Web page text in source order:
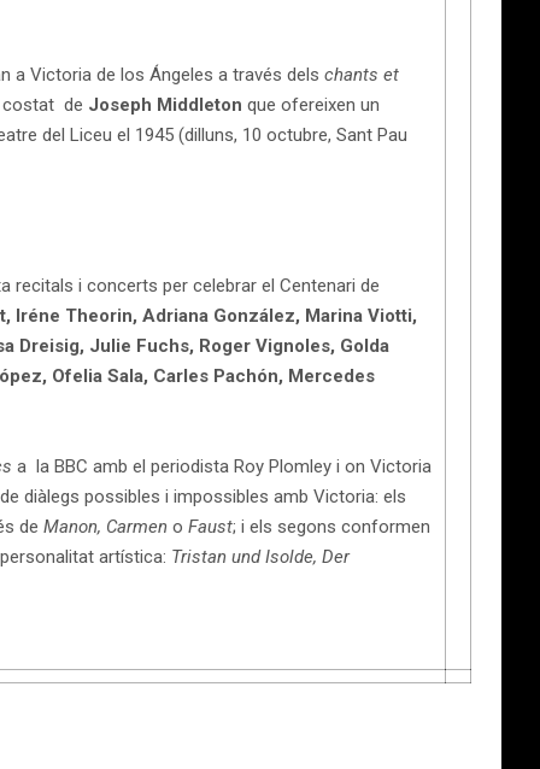
a Victoria de los Ángeles a través dels chants et
de Joseph Middleton que ofereixen un
del Liceu el 1945 (dilluns, 10 octubre, Sant Pau
recitals i concerts per celebrar el Centenari de
Iréne Theorin, Adriana González, Marina Viotti,
Dreisig, Julie Fuchs, Roger Vignoles, Golda
Ofelia Sala, Carles Pachón, Mercedes
a la BBC amb el periodista Roy Plomley i on Victoria
diàlegs possibles i impossibles amb Victoria: els
de Manon, Carmen o Faust; i els segons conformen
artística: Tristan und Isolde, Der